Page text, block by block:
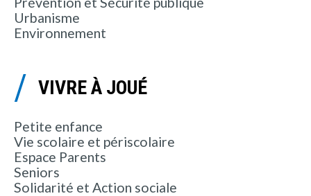
Urbanisme
Environnement
VIVRE À JOUÉ
Petite enfance
Vie scolaire et périscolaire
Espace Parents
Seniors
Solidarité et Action sociale